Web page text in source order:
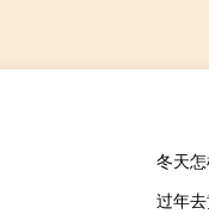
冬天
过年